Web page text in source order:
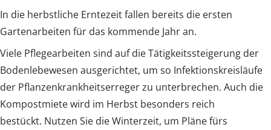
In die herbstliche Erntezeit fallen bereits die ersten
Gartenarbeiten für das kommende Jahr an.
Viele Pflegearbeiten sind auf die Tätigkeitssteigerung der
Bodenlebewesen ausgerichtet, um so Infektionskreisläufe
der Pflanzenkrankheitserreger zu unterbrechen. Auch die
Kompostmiete wird im Herbst besonders reich
bestückt. Nutzen Sie die Winterzeit, um Pläne fürs